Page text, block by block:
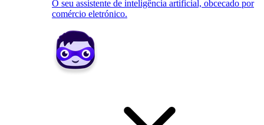
O seu assistente de inteligência artificial, obcecado por
comércio eletrónico.